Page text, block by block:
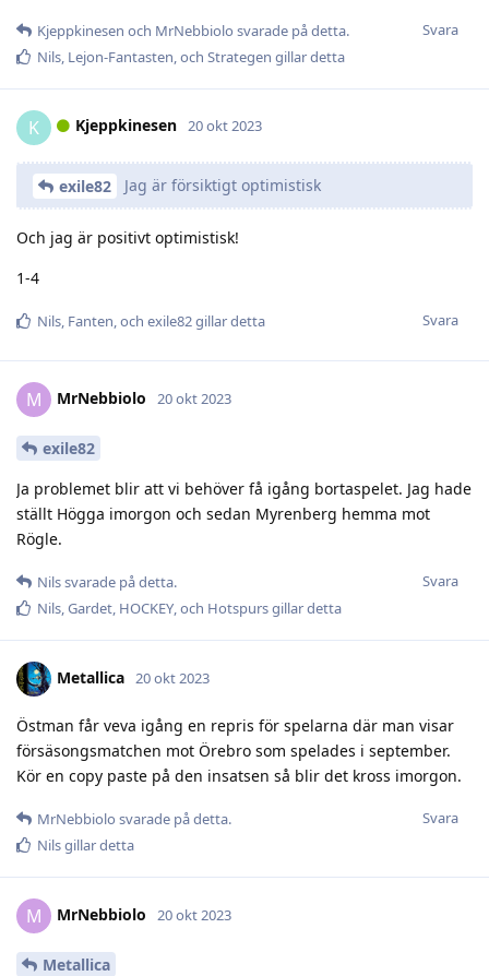
Svara
Kjeppkinesen och MrNebbiolo svarade på detta.
Nils Lejon-Fantasten , och Strategen gillar detta
K Kjeppkinesen 20 okt 2023
exile82 Jag är försiktigt optimistisk
Och jag är positivt optimistisk!
1-4
Svara
Nils, Fanten, och exile82gillar detta
M MrNebbiolo 20 okt 2023
exile82
Ja problemet blir att vi behöver få igång bortaspelet. Jag hade
ställt Högga imorgon och sedan Myrenberg hemma mot
Rögle.
Svara
Nilssvarade på detta.
Nils,Gardet, HOCKEY, och Hotspursgillar detta
Metallica 20 okt 2023
Östman får veva igång en repris för spelarna där man visar
försäsongsmatchen mot Örebro som spelades i september.
Kör en copy paste på den insatsen så blir det kross imorgon.
Svara
MrNebbiolo svarade på detta.
Nilsgillar detta
M MrNebbiolo 20 okt 2023
Metallica